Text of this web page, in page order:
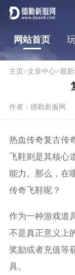
网站首页
主页>文章中心>最
作者：德勤新服网
热血传奇复古传
飞鞋则是其核
能力。那么，在
传奇飞鞋呢？
作为一种游戏道
不是真正意义上
奖励或者充值等
具。